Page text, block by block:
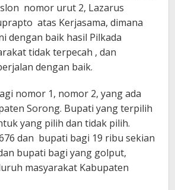
nomor urut 2, Lazarus
atas Kerjasama, dimana
dengan baik hasil Pilkada
tidak terpecah , dan
dengan baik.
nomor 1, nomor 2, yang ada
Sorong. Bupati yang terpilih
yang pilih dan tidak pilih.
dan bupati bagi 19 ribu sekian
bupati bagi yang golput,
masyarakat Kabupaten